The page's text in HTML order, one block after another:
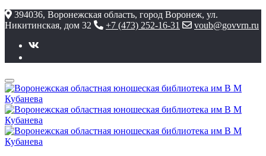
394036, Воронежская область, город Воронеж, ул.
Никитинская, дом 32
+7 (473) 252-16-31 voub@govvrn.ru